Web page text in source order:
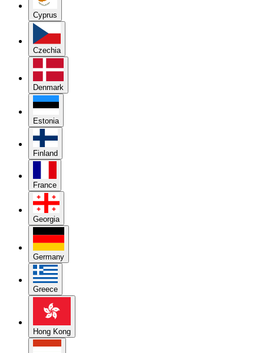
Cyprus
Czechia
Denmark
Estonia
Finland
France
Georgia
Germany
Greece
Hong Kong